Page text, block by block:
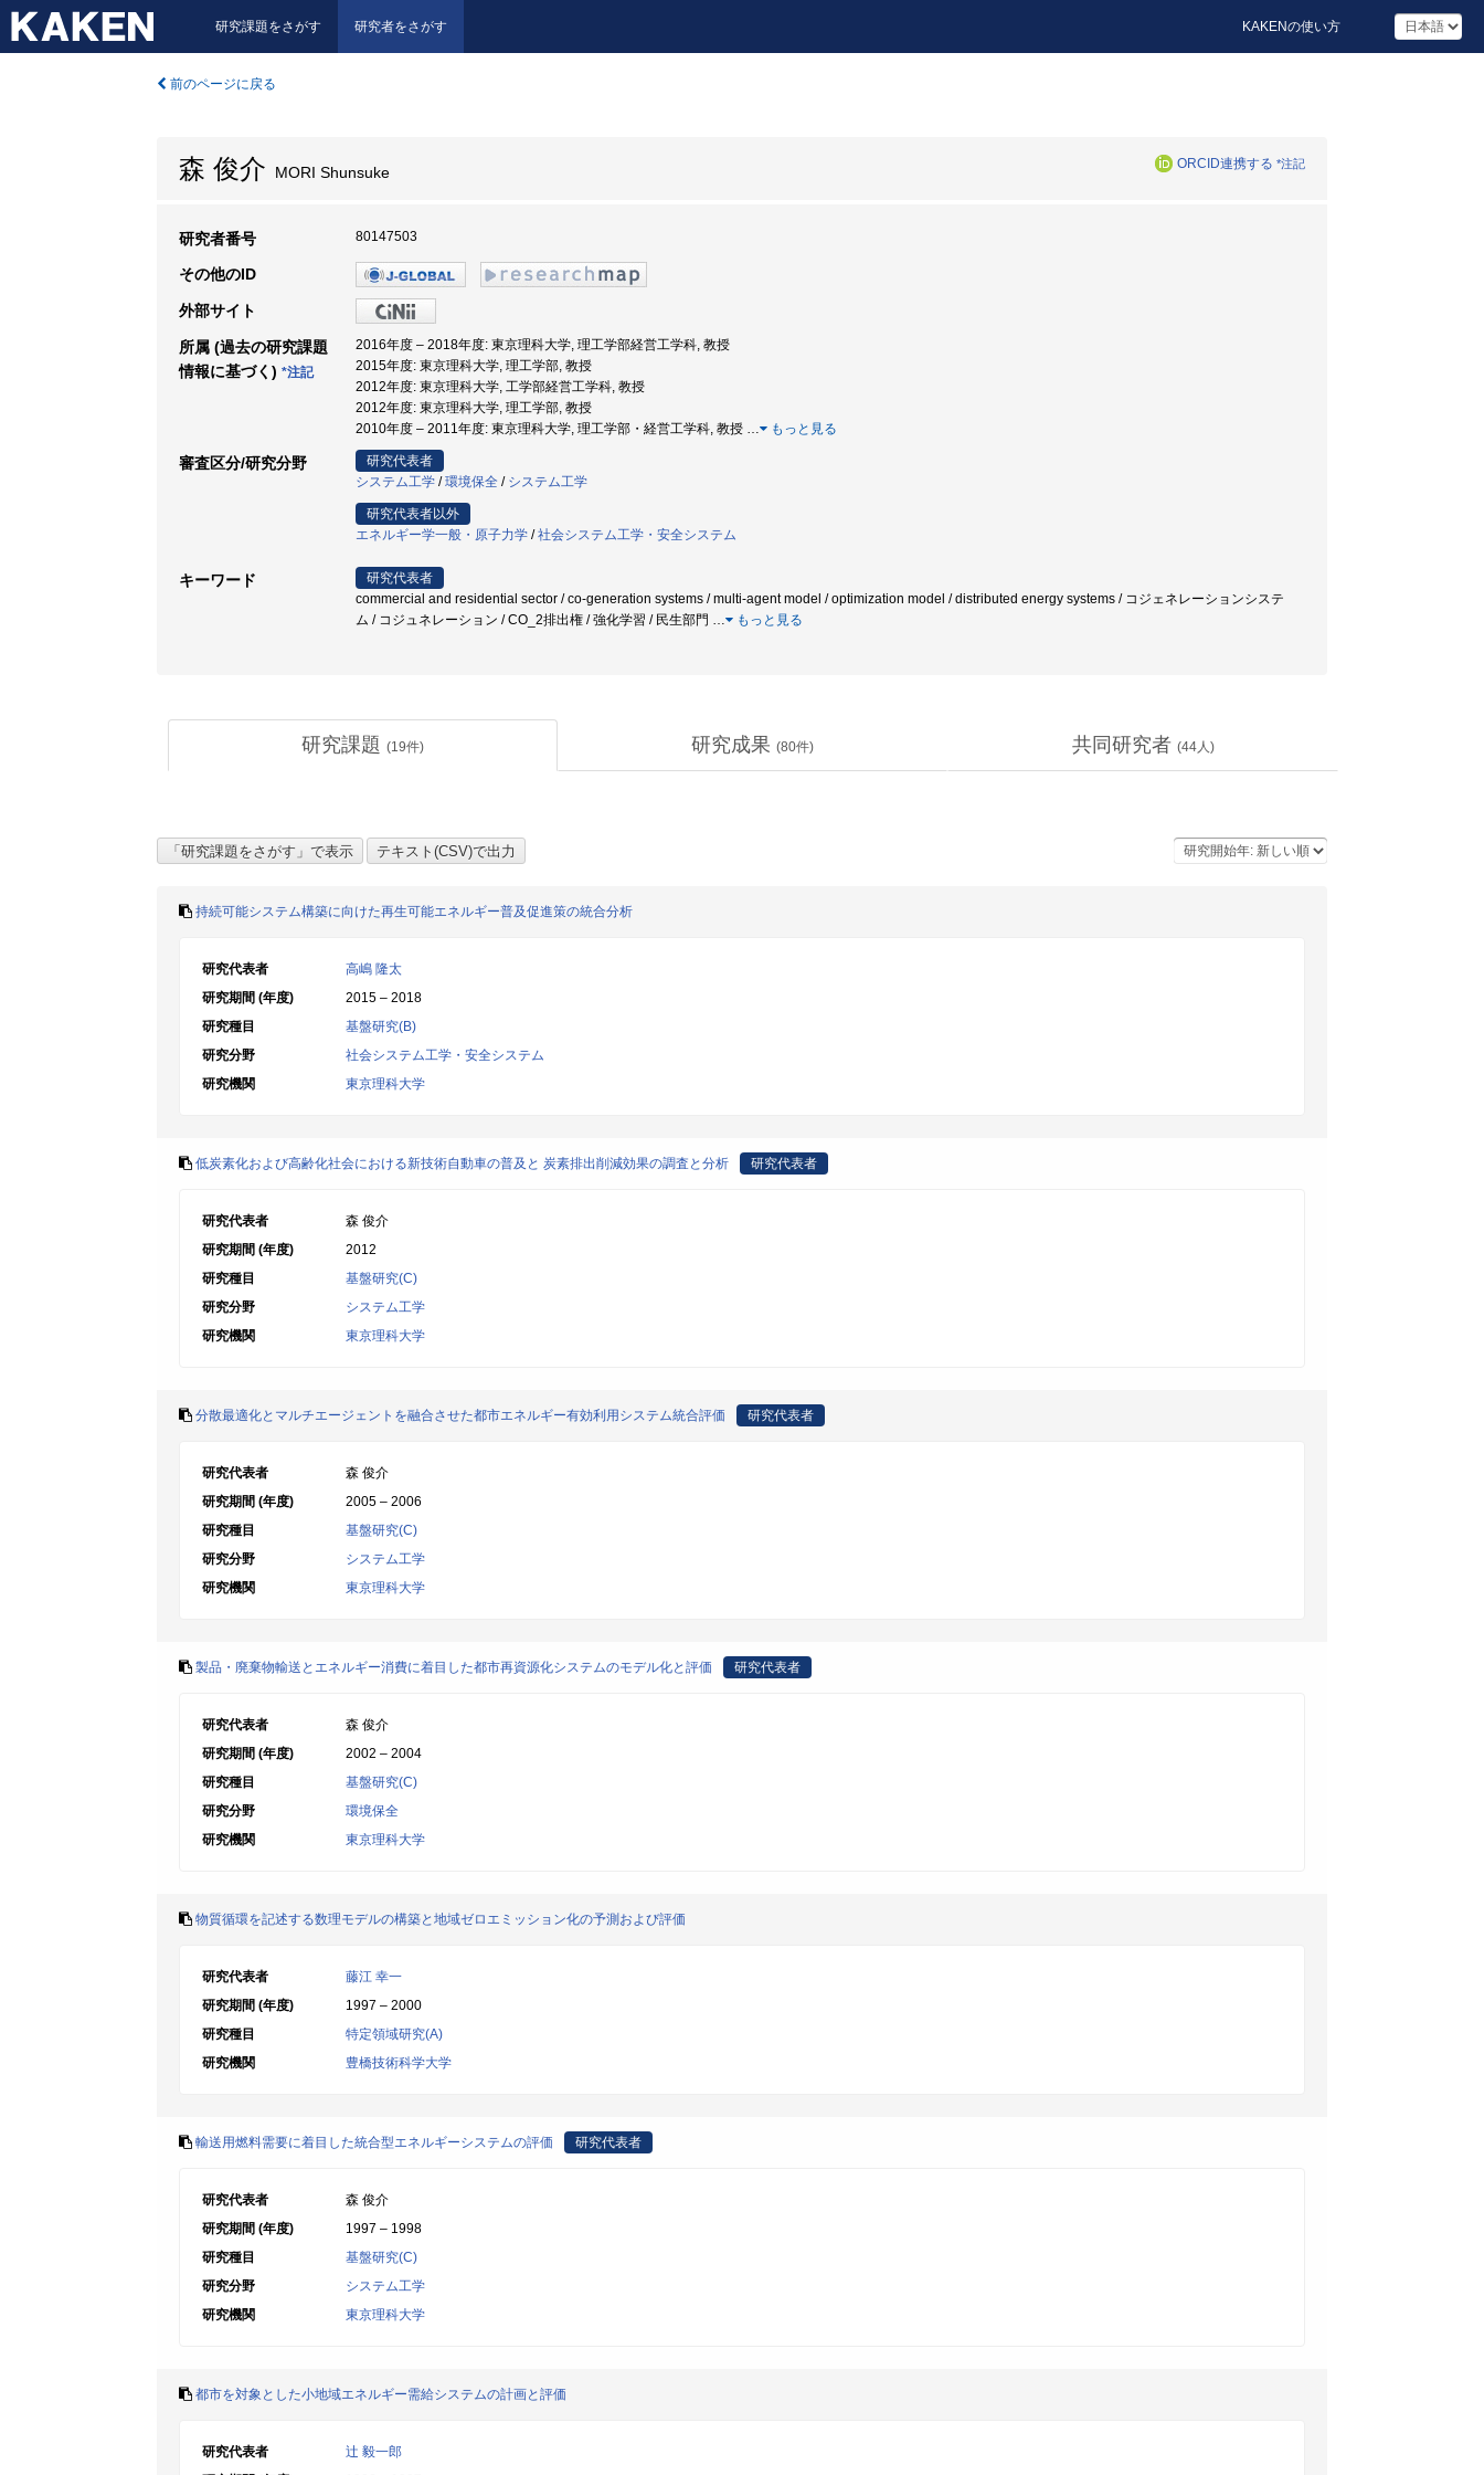
研究課題をさがす 研究者をさがす KAKENの使い方
前のページに戻る
森 俊介 MORI Shunsuke ORCID連携する *注記
研究者番号 80147503
その他のID
外部サイト
所属 (過去の研究課題
情報に基づく) *注記
2016年度 – 2018年度: 東京理科大学, 理工学部経営工学科, 教授
2015年度: 東京理科大学, 理工学部, 教授
2012年度: 東京理科大学, 工学部経営工学科, 教授
2012年度: 東京理科大学, 理工学部, 教授
2010年度 – 2011年度: 東京理科大学, 理工学部・経営工学科, 教授 … もっと見る
審査区分/研究分野
研究代表者
システム工学 /環境保全 / システム工学
研究代表者以外
エネルギー学一般・原子力学 /社会システム工学・安全システム
キーワード
研究代表者
commercial and residential sector / co-generation systems / multi-agent model / optimization model / distributed energy systems / コジェネレーションシステ
ム / コジュネレーション / CO_2排出権 / 強化学習 / 民生部門 … もっと見る
研究課題 (19件) 研究成果 (80件) 共同研究者 (44人)
持続可能システム構築に向けた再生可能エネルギー普及促進策の統合分析
研究代表者
高嶋 隆太
研究期間 (年度)
2015 – 2018
研究種目
基盤研究(B)
研究分野
社会システム工学・安全システム
研究機関
東京理科大学
低炭素化および高齢化社会における新技術自動車の普及と 炭素排出削減効果の調査と分析 研究代表者
研究代表者
森 俊介
研究期間 (年度)
2012
研究種目
基盤研究(C)
研究分野
システム工学
研究機関
東京理科大学
分散最適化とマルチエージェントを融合させた都市エネルギー有効利用システム統合評価 研究代表者
研究代表者
森 俊介
研究期間 (年度)
2005 – 2006
研究種目
基盤研究(C)
研究分野
システム工学
研究機関
東京理科大学
製品・廃棄物輸送とエネルギー消費に着目した都市再資源化システムのモデル化と評価 研究代表者
研究代表者
森 俊介
研究期間 (年度)
2002 – 2004
研究種目
基盤研究(C)
研究分野
環境保全
研究機関
東京理科大学
物質循環を記述する数理モデルの構築と地域ゼロエミッション化の予測および評価
研究代表者
藤江 幸一
研究期間 (年度)
1997 – 2000
研究種目
特定領域研究(A)
研究機関
豊橋技術科学大学
輸送用燃料需要に着目した統合型エネルギーシステムの評価 研究代表者
研究代表者
森 俊介
研究期間 (年度)
1997 – 1998
研究種目
基盤研究(C)
研究分野
システム工学
研究機関
東京理科大学
都市を対象とした小地域エネルギー需給システムの計画と評価
研究代表者
辻 毅一郎